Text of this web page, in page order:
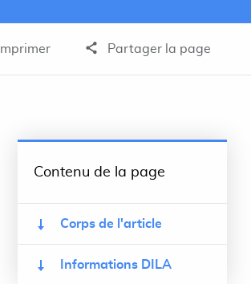
Imprimer Partager la page
Contenu de la page
Corps de l'article
Informations DILA